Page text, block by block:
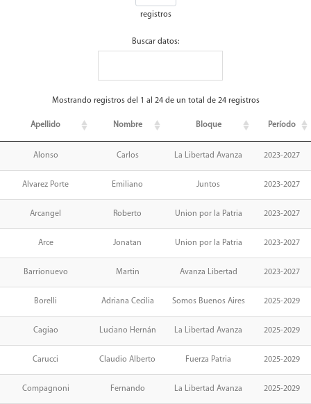
registros
Buscar datos:
Mostrando registros del 1 al 24 de un total de 24 registros
Apellido Nombre Bloque Período
Alonso Carlos La Libertad Avanza 2023-2027
Alvarez Porte Emiliano Juntos 2023-2027
Arcangel Roberto Union por la Patria 2023-2027
Arce Jonatan Union por la Patria 2023-2027
Barrionuevo Martin Avanza Libertad 2023-2027
Borelli Adriana Cecilia Somos Buenos Aires 2025-2029
Cagiao Luciano Hernán La Libertad Avanza 2025-2029
Carucci Claudio Alberto Fuerza Patria 2025-2029
Compagnoni Fernando La Libertad Avanza 2025-2029